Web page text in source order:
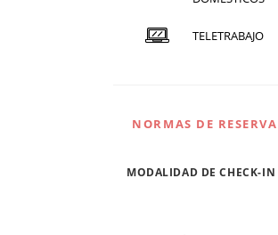
TELETRABAJO
NORMAS DE RESERVA
MODALIDAD DE CHECK-IN